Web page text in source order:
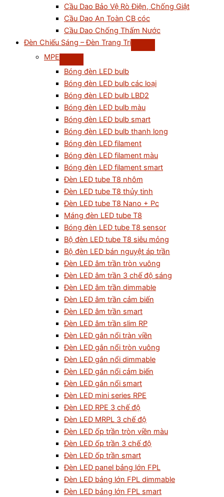
Cầu Dao Bảo Vệ Rò Điện, Chống Giật
Cầu Dao An Toàn CB cóc
Cầu Dao Chống Thấm Nước
Đèn Chiếu Sáng – Đèn Trang Trí
MPE
Bóng đèn LED bulb
Bóng đèn LED bulb các loại
Bóng đèn LED bulb LBD2
Bóng đèn LED bulb màu
Bóng đèn LED bulb smart
Bóng đèn LED bulb thanh long
Bóng đèn LED filament
Bóng đèn LED filament màu
Bóng đèn LED filament smart
Đèn LED tube T8 nhôm
Đèn LED tube T8 thủy tinh
Đèn LED tube T8 Nano + Pc
Máng đèn LED tube T8
Bóng đèn LED tube T8 sensor
Bộ đèn LED tube T8 siêu mỏng
Bộ đèn LED bán nguyệt áp trần
Đèn LED âm trần tròn vuông
Đèn LED âm trần 3 chế độ sáng
Đèn LED âm trần dimmable
Đèn LED âm trần cảm biến
Đèn LED âm trần smart
Đèn LED âm trần slim RP
Đèn LED gắn nổi tràn viền
Đèn LED gắn nổi tròn vuông
Đèn LED gắn nổi dimmable
Đèn LED gắn nổi cảm biến
Đèn LED gắn nổi smart
Đèn LED mini series RPE
Đèn LED RPE 3 chế độ
Đèn LED MRPL 3 chế độ
Đèn LED ốp trần tròn viền màu
Đèn LED ốp trần 3 chế độ
Đèn LED ốp trần smart
Đèn LED panel bảng lớn FPL
Đèn LED bảng lớn FPL dimmable
Đèn LED bảng lớn FPL smart